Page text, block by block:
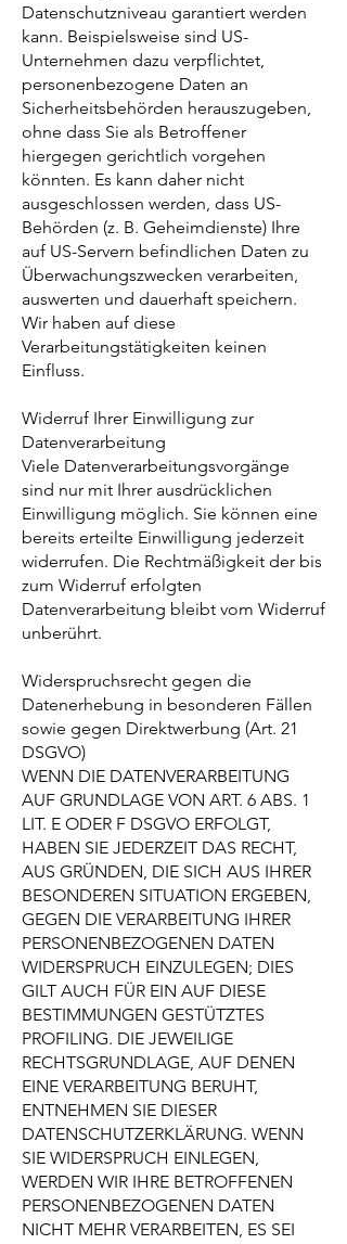
Datenschutzniveau garantiert werden
kann. Beispielsweise sind US-
Unternehmen dazu verpflichtet,
personenbezogene Daten an
Sicherheitsbehörden herauszugeben,
ohne dass Sie als Betroffener
hiergegen gerichtlich vorgehen
könnten. Es kann daher nicht
ausgeschlossen werden, dass US-
Behörden (z. B. Geheimdienste) Ihre
auf US-Servern befindlichen Daten zu
Überwachungszwecken verarbeiten,
auswerten und dauerhaft speichern.
Wir haben auf diese
Verarbeitungstätigkeiten keinen
Einfluss.
Widerruf Ihrer Einwilligung zur
Datenverarbeitung
Viele Datenverarbeitungsvorgänge
sind nur mit Ihrer ausdrücklichen
Einwilligung möglich. Sie können eine
bereits erteilte Einwilligung jederzeit
widerrufen. Die Rechtmäßigkeit der bis
zum Widerruf erfolgten
Datenverarbeitung bleibt vom Widerruf
unberührt.
Widerspruchsrecht gegen die
Datenerhebung in besonderen Fällen
sowie gegen Direktwerbung (Art. 21
DSGVO)
WENN DIE DATENVERARBEITUNG
AUF GRUNDLAGE VON ART. 6 ABS. 1
LIT. E ODER F DSGVO ERFOLGT,
HABEN SIE JEDERZEIT DAS RECHT,
AUS GRÜNDEN, DIE SICH AUS IHRER
BESONDEREN SITUATION ERGEBEN,
GEGEN DIE VERARBEITUNG IHRER
PERSONENBEZOGENEN DATEN
WIDERSPRUCH EINZULEGEN; DIES
GILT AUCH FÜR EIN AUF DIESE
BESTIMMUNGEN GESTÜTZTES
PROFILING. DIE JEWEILIGE
RECHTSGRUNDLAGE, AUF DENEN
EINE VERARBEITUNG BERUHT,
ENTNEHMEN SIE DIESER
DATENSCHUTZERKLÄRUNG. WENN
SIE WIDERSPRUCH EINLEGEN,
WERDEN WIR IHRE BETROFFENEN
PERSONENBEZOGENEN DATEN
NICHT MEHR VERARBEITEN, ES SEI